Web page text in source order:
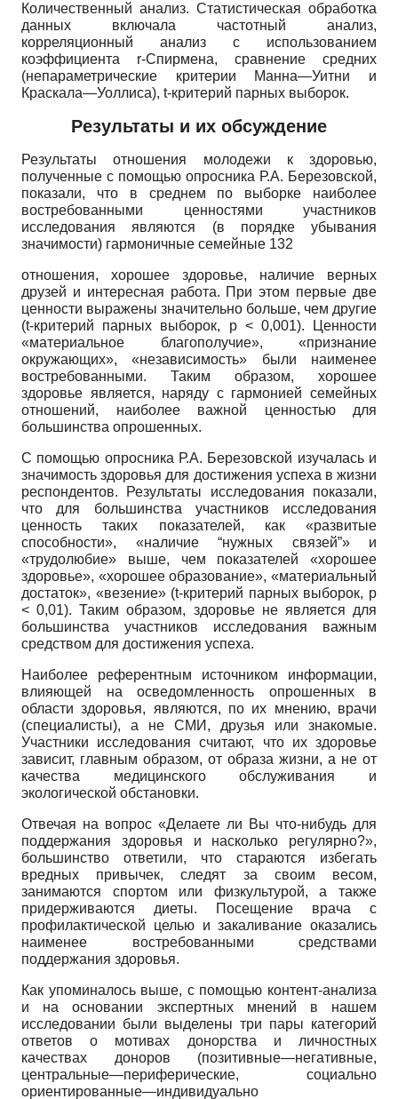
Количественный анализ. Статистическая обработка
данных включала частотный анализ,
корреляционный анализ с использованием
коэффициента r-Спирмена, сравнение средних
(непараметрические критерии Манна—Уитни и
Краскала—Уоллиса), t-критерий парных выборок.
Результаты и их обсуждение
Результаты отношения молодежи к здоровью,
полученные с помощью опросника Р.А. Березовской,
показали, что в среднем по выборке наиболее
востребованными ценностями участников
исследования являются (в порядке убывания
значимости) гармоничные семейные 132
отношения, хорошее здоровье, наличие верных
друзей и интересная работа. При этом первые две
ценности выражены значительно больше, чем другие
(t-критерий парных выборок, р < 0,001). Ценности
«материальное благополучие», «признание
окружающих», «независимость» были наименее
востребованными. Таким образом, хорошее
здоровье является, наряду с гармонией семейных
отношений, наиболее важной ценностью для
большинства опрошенных.
С помощью опросника Р.А. Березов­ской изучалась и
значимость здоровья для достижения успеха в жизни
респондентов. Результаты исследования показали,
что для большинства участников исследования
ценность таких показателей, как «развитые
способности», «наличие “нужных связей”» и
«трудолюбие» выше, чем показателей «хорошее
здоровье», «хорошее образование», «материальный
достаток», «везение» (t-критерий парных выборок, р
< 0,01). Таким образом, здоровье не является для
большинства участников исследования важным
средством для достижения успеха.
Наиболее референтным источником информации,
влияющей на осведомленность опрошенных в
области здоровья, являются, по их мнению, врачи
(специалисты), а не СМИ, друзья или знакомые.
Участники исследования считают, что их здоровье
зависит, главным образом, от образа жизни, а не от
качества медицинского обслуживания и
экологической обстановки.
Отвечая на вопрос «Делаете ли Вы что-нибудь для
поддержания здоровья и насколько регулярно?»,
большинство ответили, что стараются избегать
вредных привычек, следят за своим весом,
занимаются спортом или физкультурой, а также
придерживаются диеты. Посещение врача с
профилактической целью и закаливание оказались
наименее востребованными средствами
поддержания здоровья.
Как упоминалось выше, с помощью контент-анализа
и на основании экспертных мнений в нашем
исследовании были выделены три пары категорий
ответов о мотивах донорства и личностных
качествах доноров (позитивные—негативные,
центральные—периферические, социально
ориентированные—индивидуально